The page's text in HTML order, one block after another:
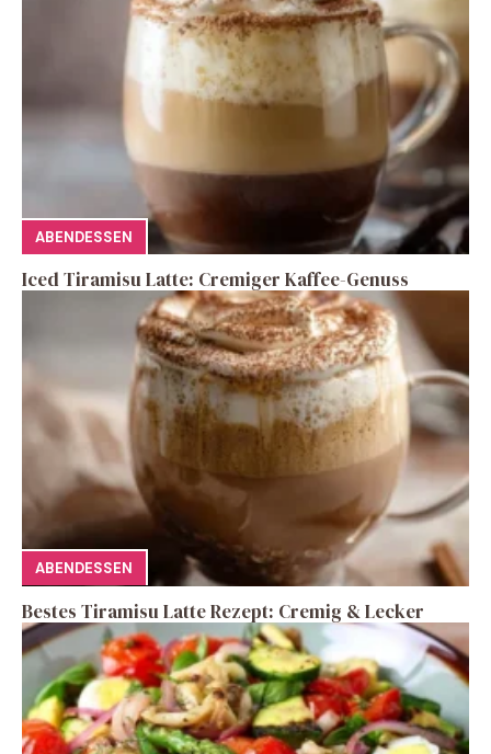
ABENDESSEN
Iced Tiramisu Latte: Cremiger Kaffee-Genuss
ABENDESSEN
Bestes Tiramisu Latte Rezept: Cremig & Lecker